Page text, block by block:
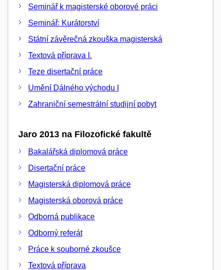
Seminář k magisterské oborové práci
Seminář: Kurátorství
Státní závěrečná zkouška magisterská
Textová příprava I.
Teze disertační práce
Umění Dálného východu I
Zahraniční semestrální studijní pobyt
Jaro 2013 na Filozofické fakultě
Bakalářská diplomová práce
Disertační práce
Magisterská diplomová práce
Magisterská oborová práce
Odborná publikace
Odborný referát
Práce k souborné zkoušce
Textová příprava